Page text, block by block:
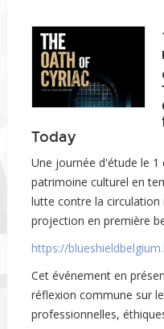
Today
Une journée d'étude le
patrimoine culturel en
lutte contre la circulation
projection en première
https://
Cet événement en
réflexion commune sur
professionnelles,